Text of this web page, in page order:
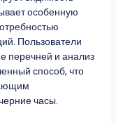
особенную
Пользователи
перечней и анализ
способ, что
часы.